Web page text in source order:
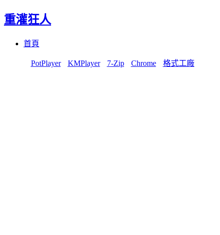
重灌狂人
首頁
PotPlayer KMPlayer 7-Zip Chrome 格式工廠